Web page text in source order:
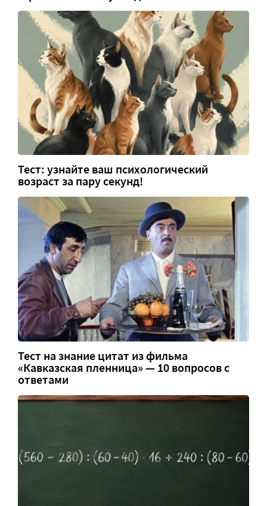
Тест: узнайте ваш психологический
возраст за пару секунд!
Тест на знание цитат из фильма
«Кавказская пленница» — 10 вопросов с
ответами